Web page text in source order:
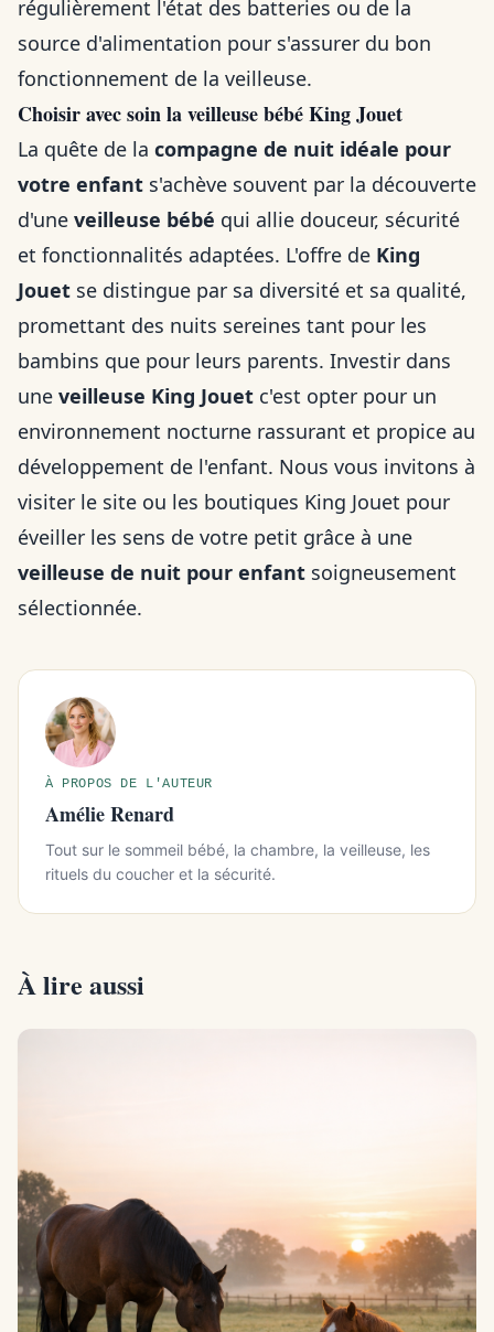
régulièrement l'état des batteries ou de la
source d'alimentation pour s'assurer du bon
fonctionnement de la veilleuse.
Choisir avec soin la veilleuse bébé King Jouet
La quête de la compagne de nuit idéale pour
votre enfant s'achève souvent par la découverte
d'une veilleuse bébé qui allie douceur, sécurité
et fonctionnalités adaptées. L'offre de King
Jouet se distingue par sa diversité et sa qualité,
promettant des nuits sereines tant pour les
bambins que pour leurs parents. Investir dans
une veilleuse King Jouet c'est opter pour un
environnement nocturne rassurant et propice au
développement de l'enfant. Nous vous invitons à
visiter le site ou les boutiques King Jouet pour
éveiller les sens de votre petit grâce à une
veilleuse de nuit pour enfant soigneusement
sélectionnée.
À PROPOS DE L'AUTEUR
Amélie Renard
Tout sur le sommeil bébé, la chambre, la veilleuse, les
rituels du coucher et la sécurité.
À lire aussi